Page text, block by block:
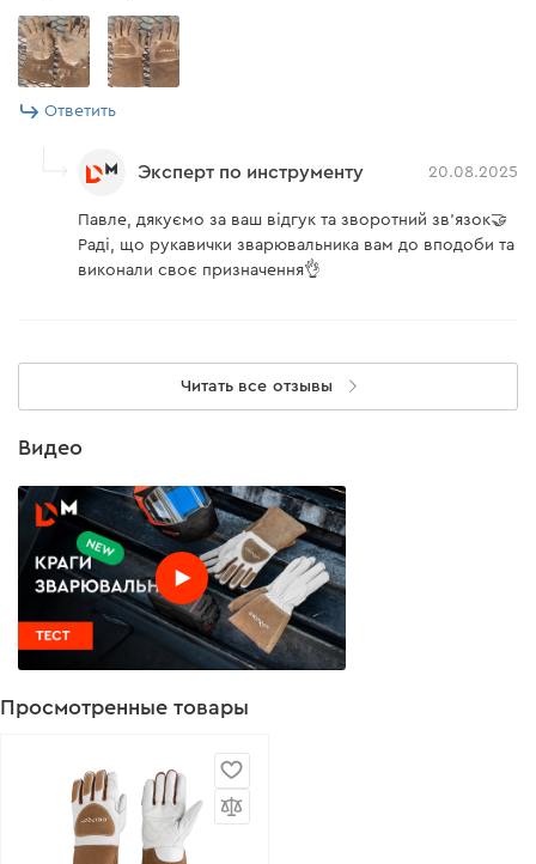
Ответить
Эксперт по инструменту 20.08.2025
Павле, дякуємо за ваш відгук та зворотний зв'язок🤝
Раді, що рукавички зварювальника вам до вподоби та
виконали своє призначення👌
Читать все отзывы
Видео
Просмотренные товары